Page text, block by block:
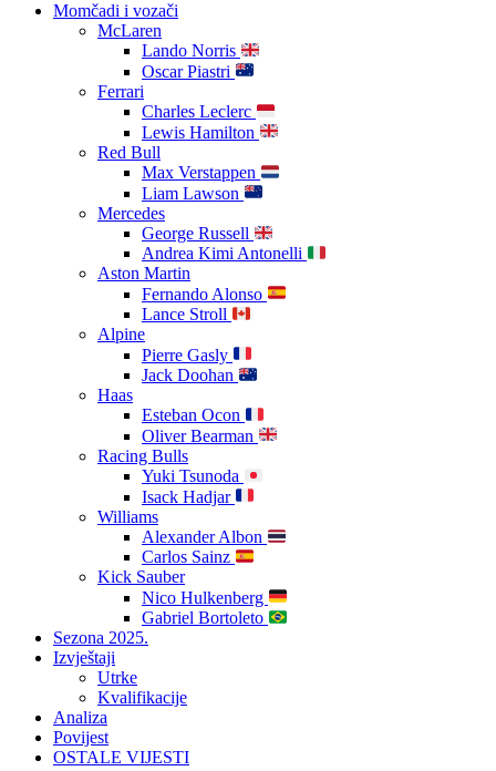
Momčadi i vozači
McLaren
Lando Norris
Oscar Piastri
Ferrari
Charles Leclerc
Lewis Hamilton
Red Bull
Max Verstappen
Liam Lawson
Mercedes
George Russell
Andrea Kimi Antonelli
Aston Martin
Fernando Alonso
Lance Stroll
Alpine
Pierre Gasly
Jack Doohan
Haas
Esteban Ocon
Oliver Bearman
Racing Bulls
Yuki Tsunoda
Isack Hadjar
Williams
Alexander Albon
Carlos Sainz
Kick Sauber
Nico Hulkenberg
Gabriel Bortoleto
Sezona 2025.
Izvještaji
Utrke
Kvalifikacije
Analiza
Povijest
OSTALE VIJESTI